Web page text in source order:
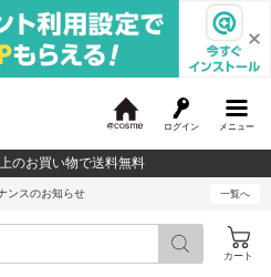
メニュー
ログイン
c
o
のお買い物で送料無料
ンスのお知らせ 一覧へ
カート